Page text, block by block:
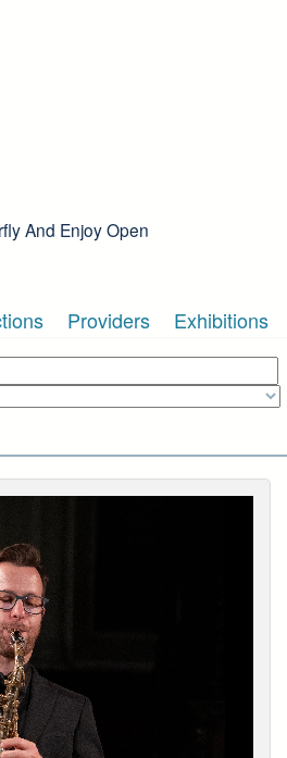
And Enjoy Open
Providers Exhibitions